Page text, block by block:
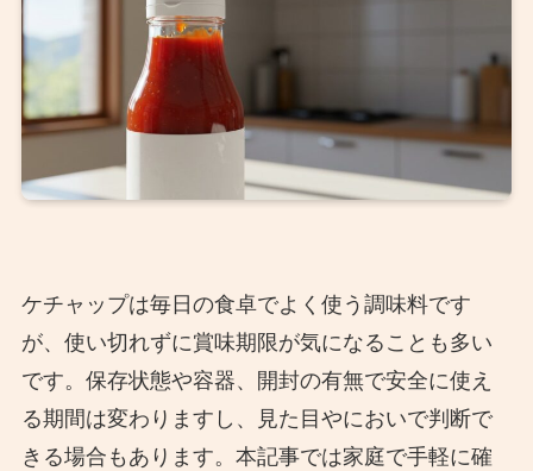
ケチャップは毎日の食卓でよく使う調味料です
が、使い切れずに賞味期限が気になることも多い
です。保存状態や容器、開封の有無で安全に使え
る期間は変わりますし、見た目やにおいで判断で
きる場合もあります。本記事では家庭で手軽に確